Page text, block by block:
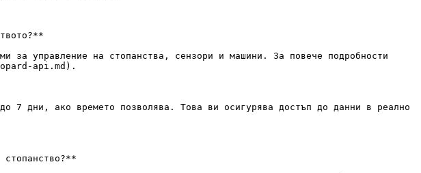
за управление на стопанства, сензори и машини. За повече подробности
api.md).
7 дни, ако времето позволява. Това ви осигурява достъп до данни в реално